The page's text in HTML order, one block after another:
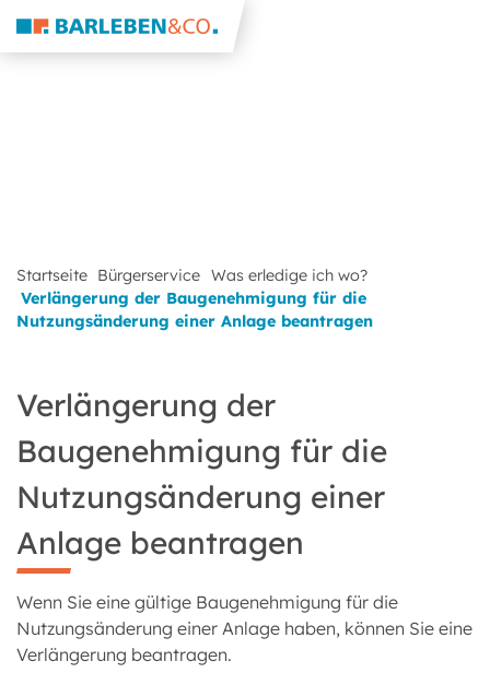
Startseite Bürgerservice Was erledige ich wo?
Verlängerung der Baugenehmigung für die
Nutzungsänderung einer Anlage beantragen
Verlängerung der
Baugenehmigung für die
Nutzungsänderung einer
Anlage beantragen
Wenn Sie eine gültige Baugenehmigung für die
Nutzungsänderung einer Anlage haben, können Sie eine
Verlängerung beantragen.